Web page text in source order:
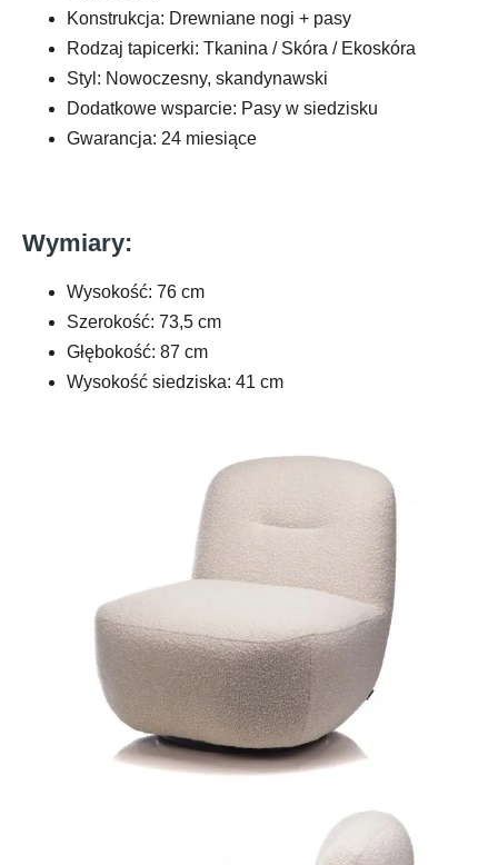
Konstrukcja: Drewniane nogi + pasy
Rodzaj tapicerki: Tkanina / Skóra / Ekoskóra
Styl: Nowoczesny, skandynawski
Dodatkowe wsparcie: Pasy w siedzisku
Gwarancja: 24 miesiące
Wymiary:
Wysokość: 76 cm
Szerokość: 73,5 cm
Głębokość: 87 cm
Wysokość siedziska: 41 cm